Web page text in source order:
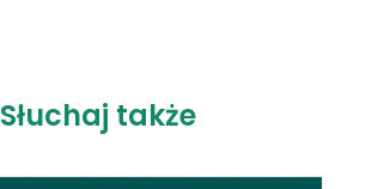
Słuchaj także